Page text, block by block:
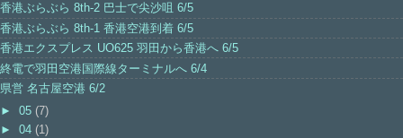
香港ぶらぶら 8th-2 巴士で尖沙咀 6/5
香港ぶらぶら 8th-1 香港空港到着 6/5
香港エクスプレス UO625 羽田から香港へ 6/5
終電で羽田空港国際線ターミナルへ 6/4
県営 名古屋空港 6/2
► 05 (7)
► 04 (1)